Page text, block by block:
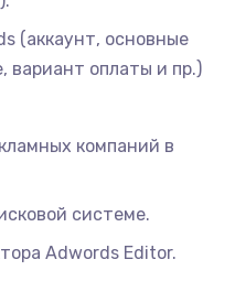
(аккаунт, основные
вариант оплаты и пр.)
компаний в
системе.
Adwords Editor.